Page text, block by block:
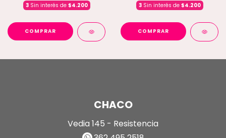
3Sin interés de $4.200
COMPRAR
3Sin interés de $4.200
COMPRAR
CHACO
Vedia 145 - Resistencia